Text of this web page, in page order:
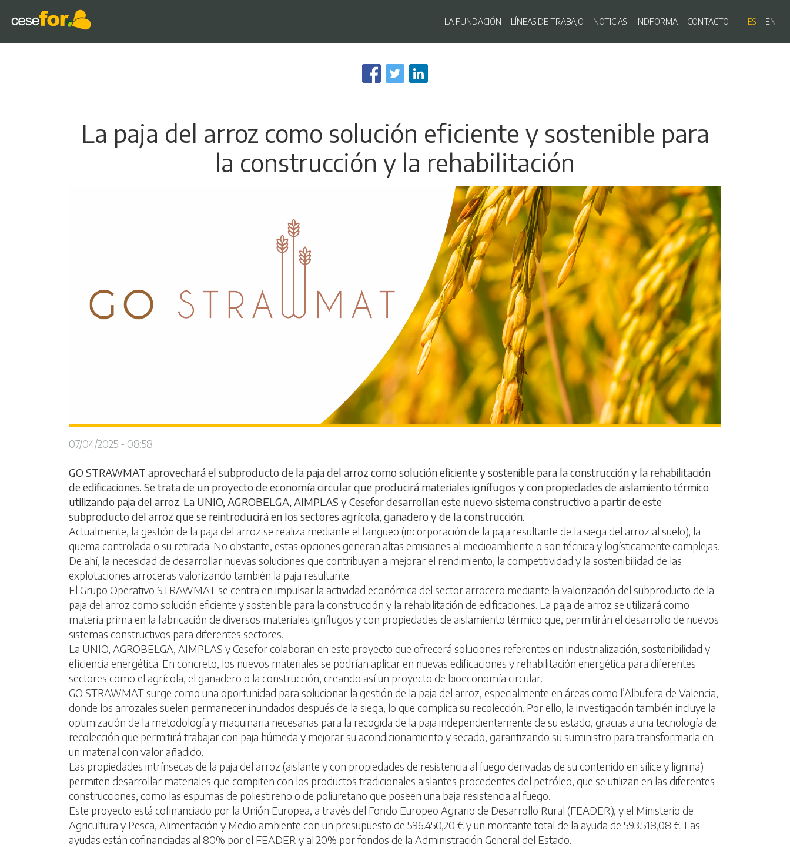
al
contenido
Navegación principal
LA FUNDACIÓN LÍNEAS DE TRABAJO NOTICIAS INDFORMA CONTACTO ES EN
La paja del arroz como solución eficiente y sostenible para
la construcción y la rehabilitación
07/04/2025 - 08:58
GO STRAWMAT aprovechará el subproducto de la paja del arroz como solución eficiente y sostenible para la construcción y la rehabilitación
de edificaciones. Se trata de un proyecto de economía circular que producirá materiales ignífugos y con propiedades de aislamiento térmico
utilizando paja del arroz. La UNIO, AGROBELGA, AIMPLAS y Cesefor desarrollan este nuevo sistema constructivo a partir de este
subproducto del arroz que se reintroducirá en los sectores agrícola, ganadero y de la construcción.
Actualmente, la gestión de la paja del arroz se realiza mediante el fangueo (incorporación de la paja resultante de la siega del arroz al suelo), la
quema controlada o su retirada. No obstante, estas opciones generan altas emisiones al medioambiente o son técnica y logísticamente complejas.
De ahí, la necesidad de desarrollar nuevas soluciones que contribuyan a mejorar el rendimiento, la competitividad y la sostenibilidad de las
explotaciones arroceras valorizando también la paja resultante.
El Grupo Operativo STRAWMAT se centra en impulsar la actividad económica del sector arrocero mediante la valorización del subproducto de la
paja del arroz como solución eficiente y sostenible para la construcción y la rehabilitación de edificaciones. La paja de arroz se utilizará como
materia prima en la fabricación de diversos materiales ignífugos y con propiedades de aislamiento térmico que, permitirán el desarrollo de nuevos
sistemas constructivos para diferentes sectores.
La UNIO, AGROBELGA, AIMPLAS y Cesefor colaboran en este proyecto que ofrecerá soluciones referentes en industrialización, sostenibilidad y
eficiencia energética. En concreto, los nuevos materiales se podrían aplicar en nuevas edificaciones y rehabilitación energética para diferentes
sectores como el agrícola, el ganadero o la construcción, creando así un proyecto de bioeconomía circular.
GO STRAWMAT surge como una oportunidad para solucionar la gestión de la paja del arroz, especialmente en áreas como l’Albufera de Valencia,
donde los arrozales suelen permanecer inundados después de la siega, lo que complica su recolección. Por ello, la investigación también incluye la
optimización de la metodología y maquinaria necesarias para la recogida de la paja independientemente de su estado, gracias a una tecnología de
recolección que permitirá trabajar con paja húmeda y mejorar su acondicionamiento y secado, garantizando su suministro para transformarla en
un material con valor añadido.
Las propiedades intrínsecas de la paja del arroz (aislante y con propiedades de resistencia al fuego derivadas de su contenido en sílice y lignina)
permiten desarrollar materiales que compiten con los productos tradicionales aislantes procedentes del petróleo, que se utilizan en las diferentes
construcciones, como las espumas de poliestireno o de poliuretano que poseen una baja resistencia al fuego.
Este proyecto está cofinanciado por la Unión Europea, a través del Fondo Europeo Agrario de Desarrollo Rural (FEADER), y el Ministerio de
Agricultura y Pesca, Alimentación y Medio ambiente con un presupuesto de 596.450,20 € y un montante total de la ayuda de 593.518,08 €. Las
ayudas están cofinanciadas al 80% por el FEADER y al 20% por fondos de la Administración General del Estado.